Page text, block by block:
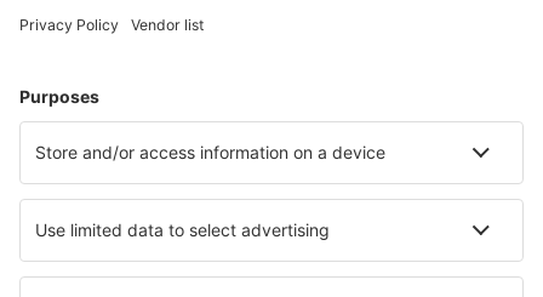
Hotels in Kolobrzeg Hotels in Sarbinowo
Hotels in Biala Podlaska Hotels in Postomino
Beste hotels - steden